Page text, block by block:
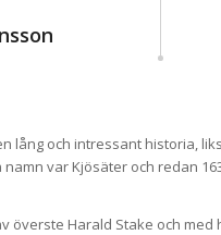
lång och intressant historia,
var Kjösäter och redan
överste Harald Stake och